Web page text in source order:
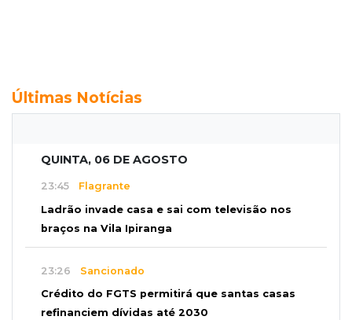
Últimas Notícias
QUINTA, 06 DE AGOSTO
23:45 Flagrante
Ladrão invade casa e sai com televisão nos
braços na Vila Ipiranga
23:26 Sancionado
Crédito do FGTS permitirá que santas casas
refinanciem dívidas até 2030